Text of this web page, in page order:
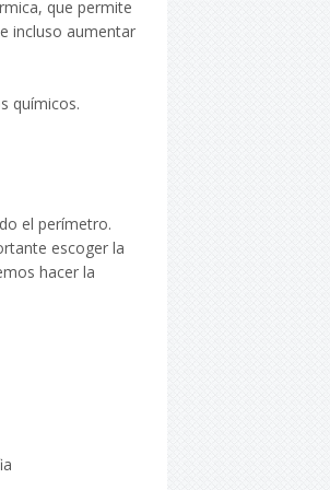
que permite
incluso aumentar
químicos.
el perímetro.
escoger la
hacer la